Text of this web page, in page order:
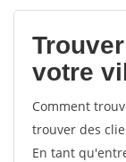
votre
Comment
trouver des
En tant